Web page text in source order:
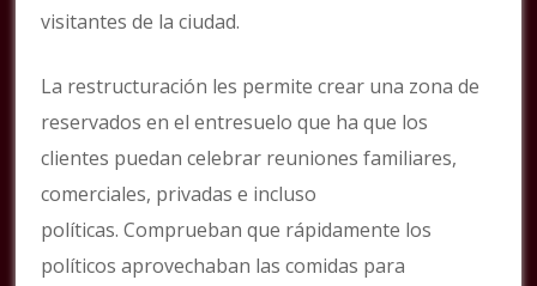
visitantes de la ciudad.
La restructuración les permite crear una zona de
reservados en el entresuelo que ha que los
clientes puedan celebrar reuniones familiares,
comerciales, privadas e incluso
políticas. Comprueban que rápidamente los
políticos aprovechaban las comidas para